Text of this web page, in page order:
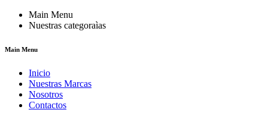
Main Menu
Nuestras categoraìas
Main Menu
Inicio
Nuestras Marcas
Nosotros
Contactos